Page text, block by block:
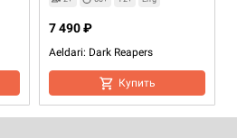
Aeldari: Dark Reapers
7 490 ₽
Купить